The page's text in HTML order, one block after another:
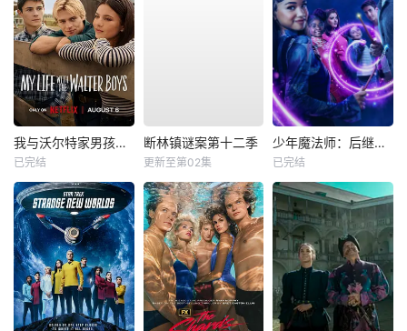
我与沃尔特家男孩的生活第三季
已完结
断林镇谜案第十二季
更新至第02集
少年魔法师：后继者第三季
已完结